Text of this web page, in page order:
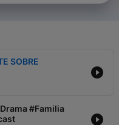
SOBRE
#Familia